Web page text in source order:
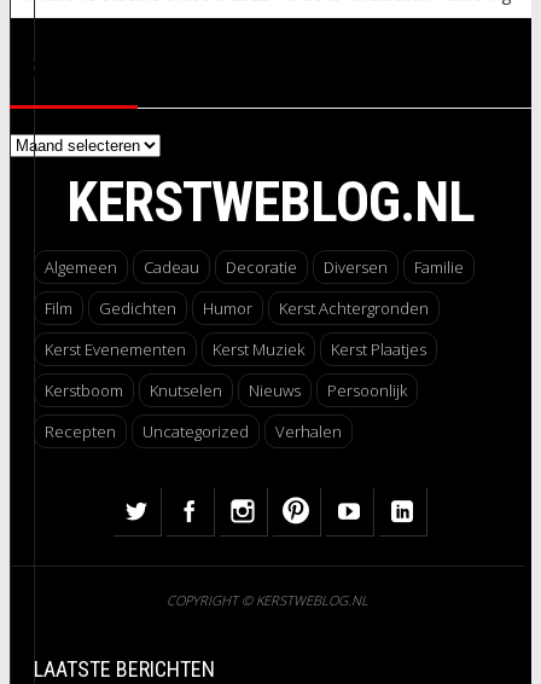
ARCHIEVEN
Archieven
KERSTWEBLOG.NL
Algemeen Cadeau Decoratie Diversen
Familie
Film
Gedichten Humor
Kerst Achtergronden
Kerst Evenementen
Kerst Muziek
Kerst Plaatjes
Kerstboom
Knutselen Nieuws
Persoonlijk
Recepten
Uncategorized Verhalen
COPYRIGHT © KERSTWEBLOG.NL
LAATSTE BERICHTEN